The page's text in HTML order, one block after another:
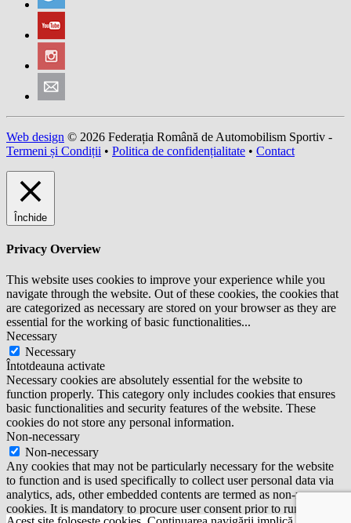
Web design © 2026 Federația Română de Automobilism Sportiv -
Termeni și Condiții • Politica de confidențialitate • Contact
Închide
Privacy Overview
This website uses cookies to improve your experience while you
navigate through the website. Out of these cookies, the cookies that
are categorized as necessary are stored on your browser as they are
essential for the working of basic functionalities...
Necessary
Necessary
Întotdeauna activate
Necessary cookies are absolutely essential for the website to
function properly. This category only includes cookies that ensures
basic functionalities and security features of the website. These
cookies do not store any personal information.
Non-necessary
Non-necessary
Any cookies that may not be particularly necessary for the website
to function and is used specifically to collect user personal data via
analytics, ads, other embedded contents are termed as non-necessary
cookies. It is mandatory to procure user consent prior to running